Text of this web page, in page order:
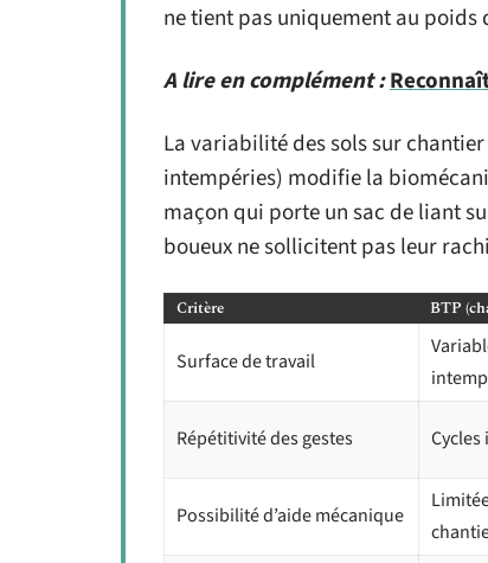
ne tient pas uniquement au poids
A lire en complément :
La variabilité des sols sur
intempéries) modifie la
maçon qui porte un sac de liant
boueux ne sollicitent pas leur
Critère BTP
Surface de travail
Répétitivité des gestes
Possibilité d’aide mécanique